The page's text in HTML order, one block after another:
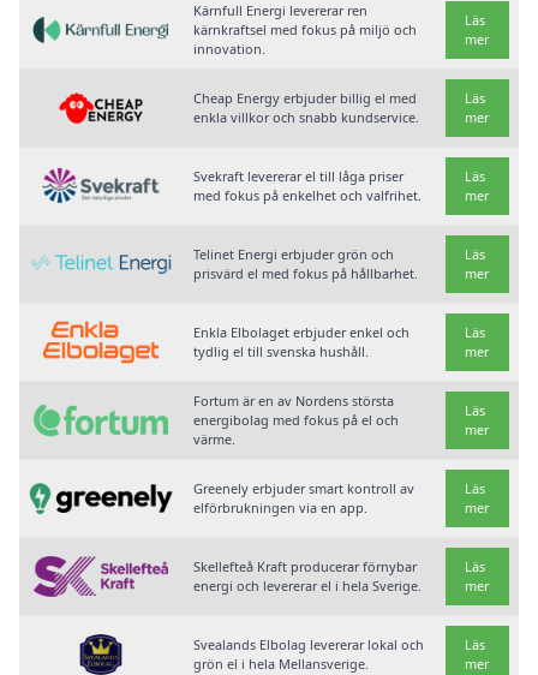
Kärnfull Energi levererar ren
kärnkraftsel med fokus på miljö och
innovation.
Läs
mer
Cheap Energy erbjuder billig el med
enkla villkor och snabb kundservice.
Läs
mer
Svekraft levererar el till låga priser
med fokus på enkelhet och valfrihet.
Läs
mer
Telinet Energi erbjuder grön och
prisvärd el med fokus på hållbarhet.
Läs
mer
Enkla Elbolaget erbjuder enkel och
tydlig el till svenska hushåll.
Läs
mer
Fortum är en av Nordens största
energibolag med fokus på el och
värme.
Läs
mer
Greenely erbjuder smart kontroll av
elförbrukningen via en app.
Läs
mer
Skellefteå Kraft producerar förnybar
energi och levererar el i hela Sverige.
Läs
mer
Svealands Elbolag levererar lokal och
grön el i hela Mellansverige.
Läs
mer